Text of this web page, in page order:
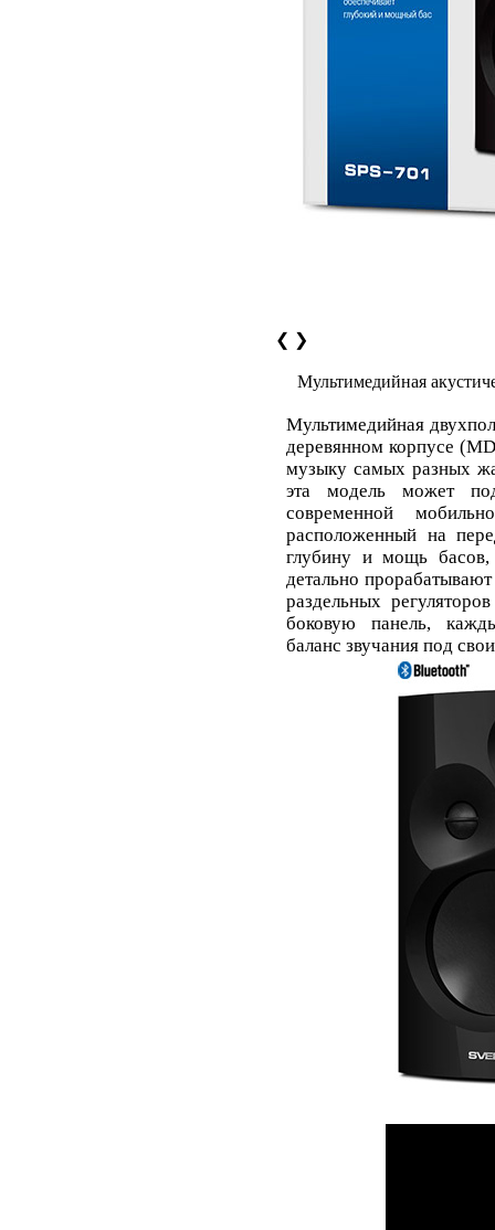
❮ ❯
Мультимедийная
Мультимедийная
деревянном корпусе
музыку самых разных
эта модель может
современной
расположенный на
глубину и мощь
детально
раздельных
боковую панель,
баланс звучания под